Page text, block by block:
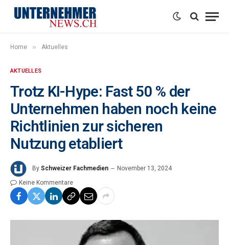
Home » Aktuelles
AKTUELLES
Trotz KI-Hype: Fast 50 % der
Unternehmen haben noch keine
Richtlinien zur sicheren
Nutzung etabliert
By Schweizer Fachmedien
November 13, 2024
Keine Kommentare